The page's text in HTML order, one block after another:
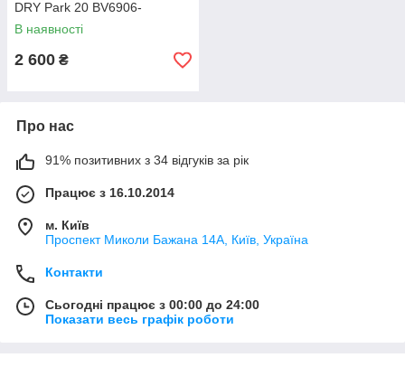
DRY Park 20 BV6906-
463+BV6902-010, Синій,
Розмір (EU) — 122 cm
В наявності
2 600 ₴
Про нас
91% позитивних з 34 відгуків за рік
Працює з 16.10.2014
м. Київ
Проспект Миколи Бажана 14А, Київ, Україна
Контакти
Сьогодні працює з 00:00 до 24:00
Показати весь графік роботи